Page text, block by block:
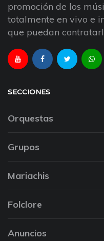
promoción de los
totalmente en vivo e
que puedan
SECCIONES
Orquestas
Grupos
Mariachis
Folclore
Anuncios